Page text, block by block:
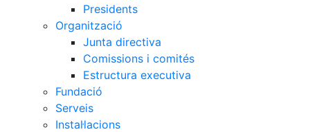
Presidents
Organització
Junta directiva
Comissions i comités
Estructura executiva
Fundació
Serveis
Instal·lacions